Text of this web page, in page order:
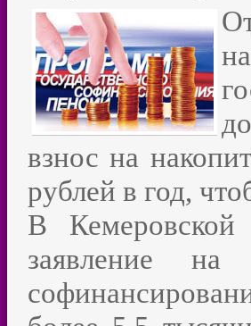
взнос на
рублей в год,
В
заявление на